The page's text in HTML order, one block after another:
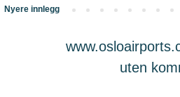
Nyere innlegg
uten